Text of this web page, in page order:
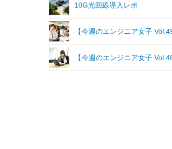
10G光回線導入レポ
【今週のエンジニア女子
【今週のエンジニア女子